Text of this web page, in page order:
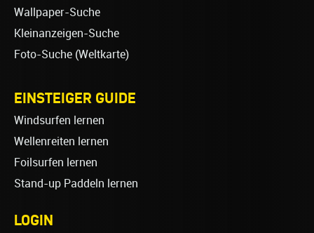
Wallpaper-Suche
Kleinanzeigen-Suche
Foto-Suche (Weltkarte)
EINSTEIGER GUIDE
Windsurfen lernen
Wellenreiten lernen
Foilsurfen lernen
Stand-up Paddeln lernen
LOGIN